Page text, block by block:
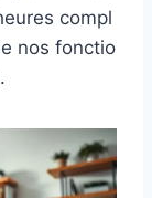
compl
nos fonctio